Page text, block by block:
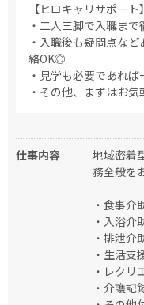
【ヒロキャリサポート】
・二人三脚で入職まで
・入職後も疑問点な
絡OK◎
・見学も必要であれ
・その他、まずはお
仕事内容
地域密着
務全般を
・食事介
・入浴介
・排泄介
・生活支
・レクリ
・介護記